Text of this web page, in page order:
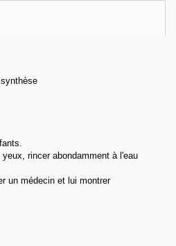
rincer abondamment à l'eau
un médecin et lui montrer